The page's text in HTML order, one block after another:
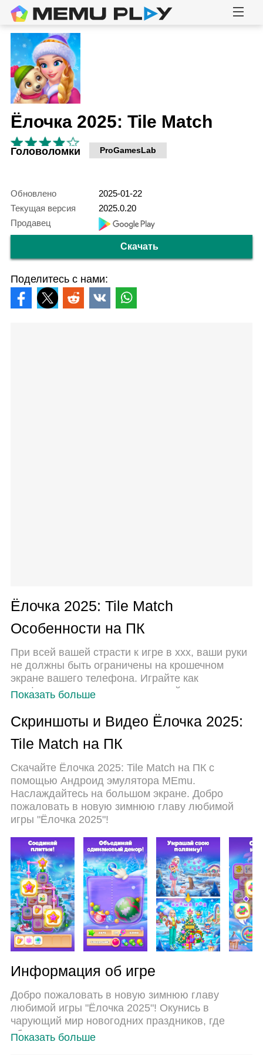
Ёлочка 2025: Tile Match
Головоломки ProGamesLab
Обновлено
2025-01-22
Текущая версия
2025.0.20
Продавец
Скачать
Поделитесь с нами:
Ёлочка 2025: Tile Match
Особенности на ПК
При всей вашей страсти к игре в ххх, ваши руки
не должны быть ограничены на крошечном
экране вашего телефона. Играйте как
профессионал и получите полный контроль над
предлагает вам все то, что вы ожидаете.
Скачайте и играйте ххх на ПК. Играйте сколько
угодно, никаких ограничений по батарее,
новый MEmu 9 - лучший выбор для игры в ххх
на ПК. Благодаря изысканной системе
предустановки клавиш, ххх превращается в
настоящую игру для ПК. Менеджер нескольких
экземпляров делает возможным игру с двумя
устройстве. И самое главное, наш
эксклюзивный механизм эмуляции может
полностью раскрыть потенциал вашего ПК,
сделать все гладко. Нам важно не только то, как
вы играете, но и весь процесс наслаждения
игровым счастьем.
Показать больше
Скриншоты и Видео Ёлочка 2025:
Tile Match на ПК
Скачайте Ёлочка 2025: Tile Match на ПК с
помощью Андроид эмулятора MEmu.
Наслаждайтесь на большом экране. Добро
пожаловать в новую зимнюю главу любимой
игры "Ёлочка 2025"!
Информация об игре
Добро пожаловать в новую зимнюю главу
любимой игры "Ёлочка 2025"! Окунись в
чарующий мир новогодних праздников, где
обновленная полянка, увлекательные задания и
Показать больше